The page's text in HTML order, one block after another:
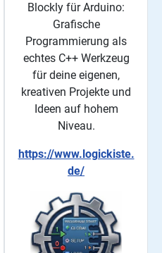
Blockly für Arduino:
Grafische
Programmierung als
echtes C++ Werkzeug
für deine eigenen,
kreativen Projekte und
Ideen auf hohem
Niveau.
https://www.logickiste.
de/